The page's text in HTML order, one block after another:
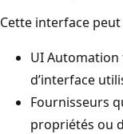
Cette interface
UI
d’interface
Fournisseurs
propriétés ou